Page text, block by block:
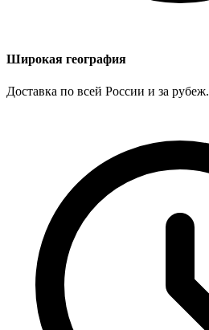
Широкая география
Доставка по всей России и за рубеж.